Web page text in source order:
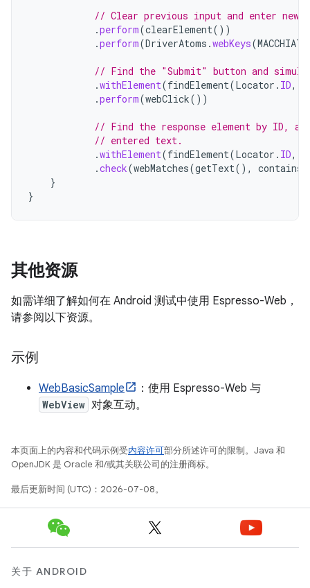
// Clear previous input and enter
.perform(clearElement())
.perform(DriverAtoms .webKeys(MACCHIATO
// Find the "Submit" button and
.withElement(findElement(Locator . ID,
.perform(webClick())
// Find the response element by ID,
// entered text.
.withElement(findElement(Locator . ID,
.check(webMatches(getText(),
}
}
其他资源
如需详细了解如何在 Android 测试中使用 Espresso-Web，
请参阅以下资源。
示例
WebBasicSample ：使用 Espresso-Web 与
WebView 对象互动。
本页面上的内容和代码示例受内容许可部分所述许可的限制。Java 和
OpenJDK 是 Oracle 和/或其关联公司的注册商标。
最后更新时间 (UTC)：2026-07-08。
关于 ANDROID